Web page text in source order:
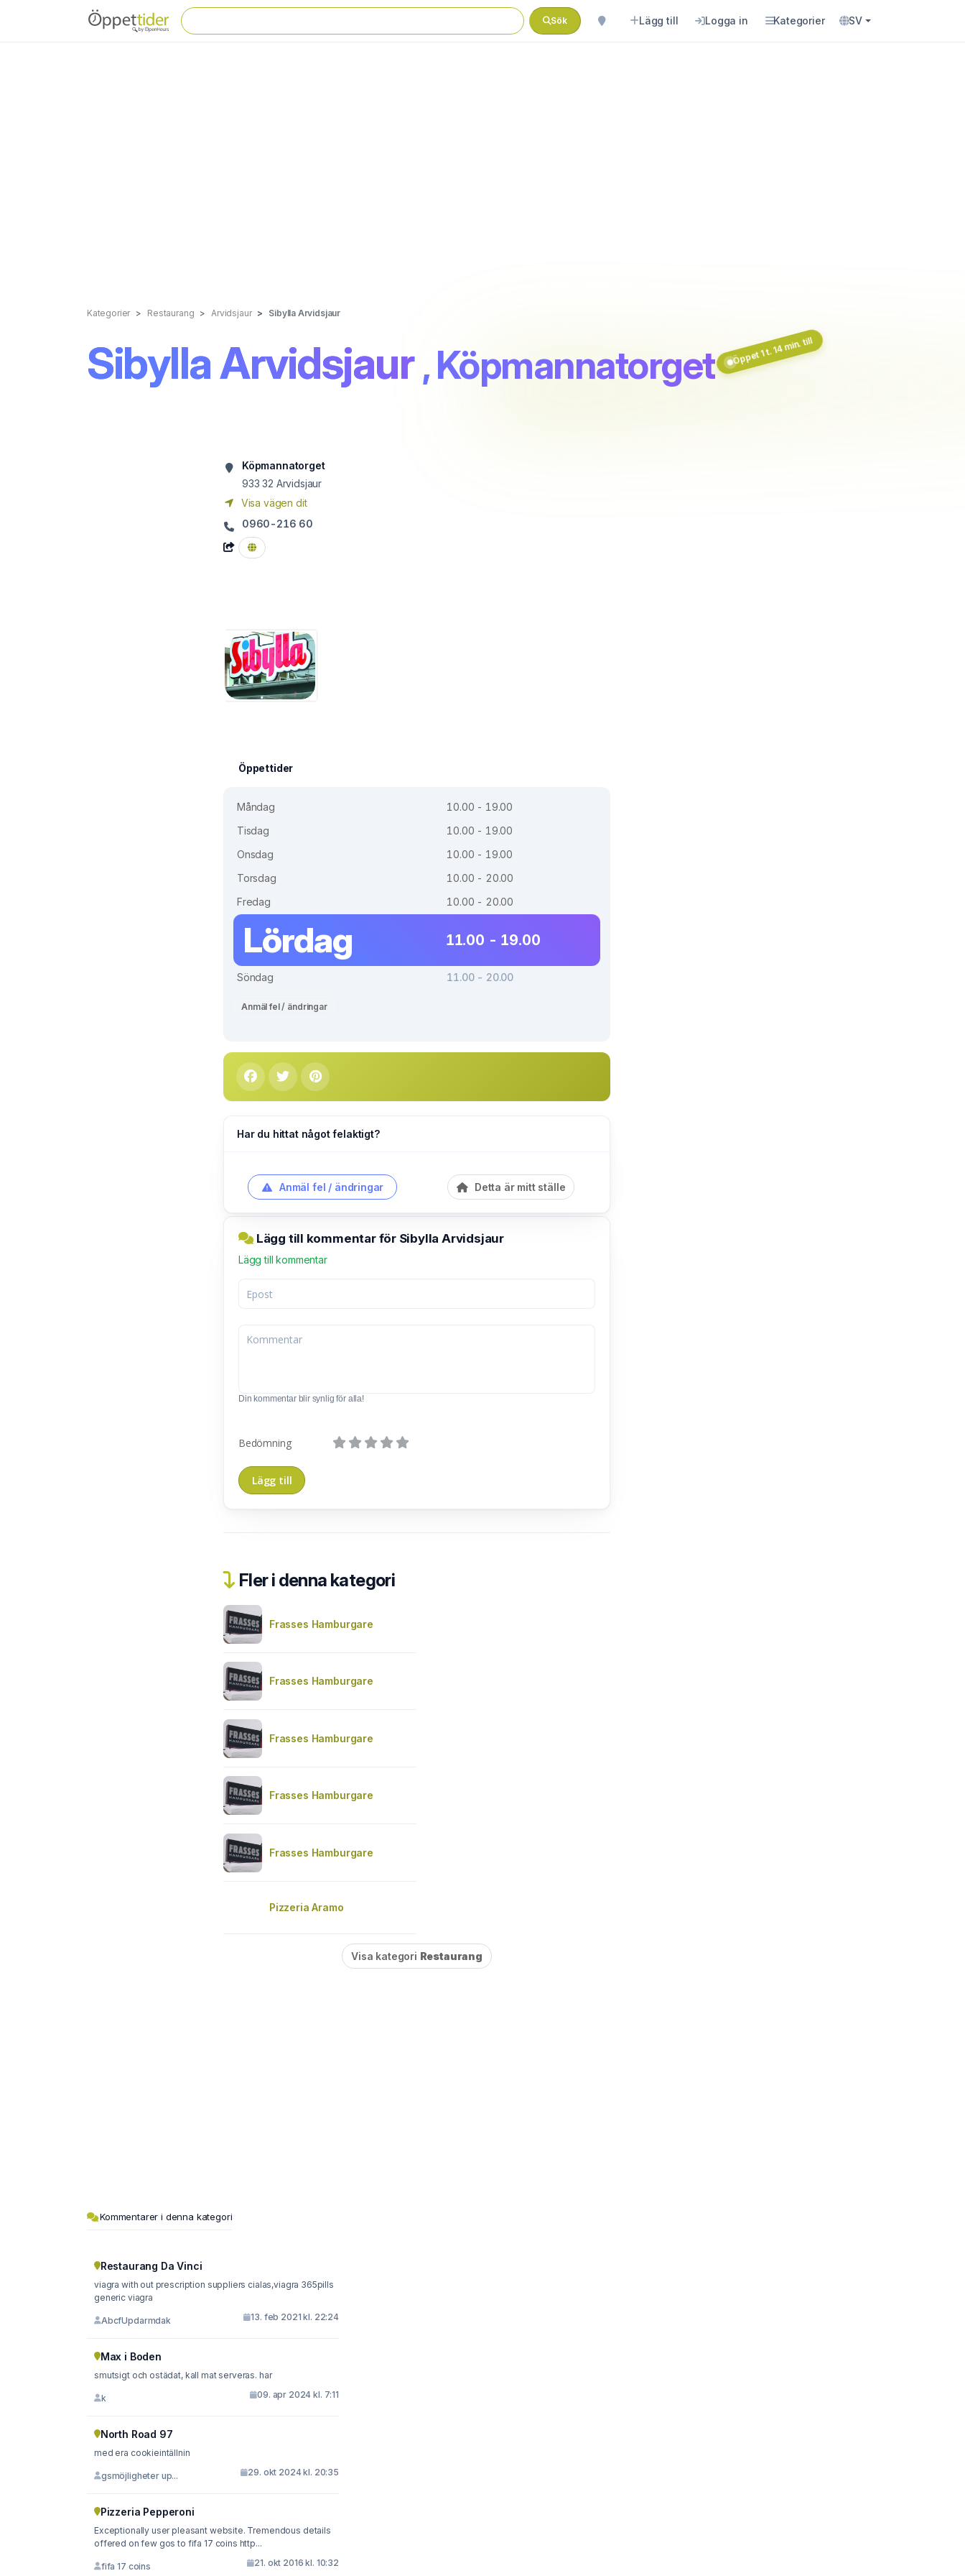
Sök Lägg till Logga in Kategorier SV
Kategorier Restaurang Arvidsjaur Sibylla Arvidsjaur
Sibylla Arvidsjaur , Köpmannatorget Öppet 1 t. 14 min. till
Köpmannatorget
933 32 Arvidsjaur
Visa vägen dit
0960-216 60
Öppettider
Måndag
10.00 - 19.00
Tisdag
10.00 - 19.00
Onsdag
10.00 - 19.00
Torsdag
10.00 - 20.00
Fredag
10.00 - 20.00
Lördag 11.00 - 19.00
Söndag 11.00 - 20.00
Anmäl fel / ändringar
Har du hittat något felaktigt?
Anmäl fel / ändringar Detta är mitt ställe
Lägg till kommentar för Sibylla Arvidsjaur
Lägg till kommentar
Din kommentar blir synlig för alla!
Bedömning
Fler i denna kategori
Frasses Hamburgare
Frasses Hamburgare
Frasses Hamburgare
Frasses Hamburgare
Frasses Hamburgare
Pizzeria Aramo
Visa kategori Restaurang
Kommentarer i denna kategori
Restaurang Da Vinci
viagra with out prescription suppliers cialas,viagra 365pills
generic viagra
AbcfUpdarmdak 13. feb 2021 kl. 22:24
Max i Boden
smutsigt och ostädat, kall mat serveras. har
k 09. apr 2024 kl. 7:11
North Road 97
med era cookieintällnin
gsmöjligheter up... 29. okt 2024 kl. 20:35
Pizzeria Pepperoni
Exceptionally user pleasant website. Tremendous details
offered on few gos to fifa 17 coins http...
fifa 17 coins 21. okt 2016 kl. 10:32